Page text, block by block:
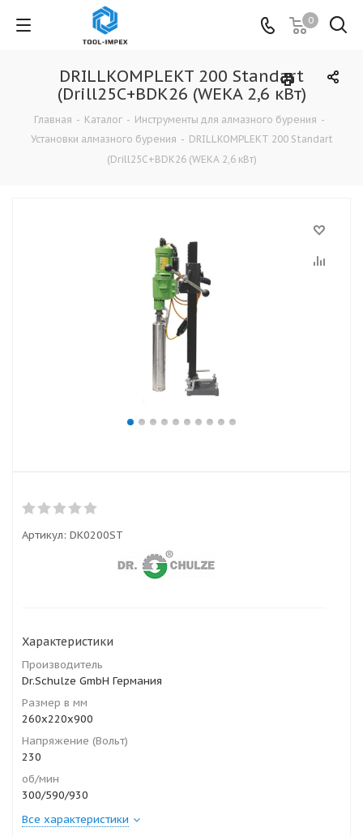
0
DRILLKOMPLEKT 200 Standart
(Drill25C+BDK26 (WEKA 2,6 кВт)
Главная - Каталог - Инструменты для алмазного бурения -
Установки алмазного бурения - DRILLKOMPLEKT 200 Standart
(Drill25C+BDK26 (WEKA 2,6 кВт)
Артикул: DK0200ST
Характеристики
Производитель
Dr.Schulze GmbH Германия
Размер в мм
260x220x900
Напряжение (Вольт)
230
об/мин
300/590/930
Все характеристики